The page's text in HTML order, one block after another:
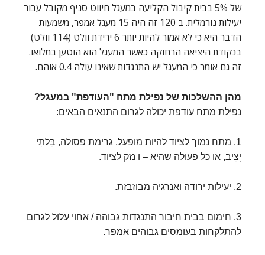
של 5% בבית קיבול הקליעה במעגל חיווט סניף מקובל עבור
יעילות נורמלית. ב 120 זה היה 15 מעגל אמפר, משמעות
הדבר היא כי לא אמור להיות יותר 6 ירידת וולט (114 וולט)
בנקודת היציאה הרחוקה כאשר המעגל הוא הוטען במלואו.
זה גם אומר כי המעגל יש התנגדות שאינו עולה 0.4 אוהם.
מהן ההשלכות של נפילת מתח "העודפת" במעגל?
נפילת מתח עודפת יכולה לגרום התנאים הבאים:
1. מתח נמוך לציוד להיות מופעל, גרימת פסולה, בִּלתִי
יָצִיב, או כל פעולה שהיא – ו נזק לציוד.
2. יעילות ירודה ואנרגיה מבוזבזת.
3. חימום בבית חיבור התנגדות גבוהה / אחוי עלול לגרום
להתלקחות בעומסים גבוהים אמפר.